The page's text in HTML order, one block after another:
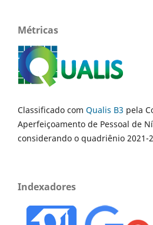
Métricas
Classificado com Qualis B3 pela
Aperfeiçoamento de Pessoal de
considerando o quadriênio 2021-
Indexadores